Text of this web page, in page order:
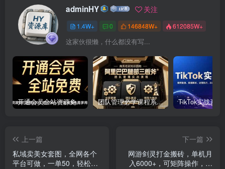
adminHY 关注
1.4W+ 0 146848W+ 612085W+
这家伙很懒，什么都没有写...
开通会员全站资源免费下载 开通VIP会员 HY资源库 团队管理必学课程系列，阿里巴巴“腿部三板斧”
上一篇
私域卖美女套图，全网各个
平台可做，一单50，轻松日
下一篇
网游剑灵打金搬砖，单机月
入6000+，可矩阵操作，收